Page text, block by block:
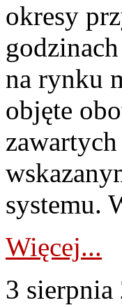
okresy
na rynku
objęte
systemu.
Więcej...
3 sierpnia